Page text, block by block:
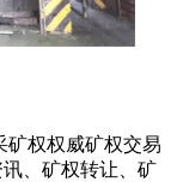
矿权权威矿权交易
、矿权转让、矿